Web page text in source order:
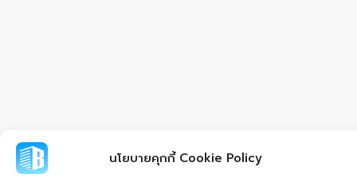
นโยบายคุกกี้ Cookie Policy